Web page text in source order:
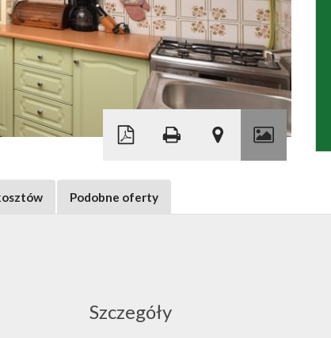
Leaflet|© MapTiler ©OpenStreetMap contributors
Podobne oferty
Szczegóły